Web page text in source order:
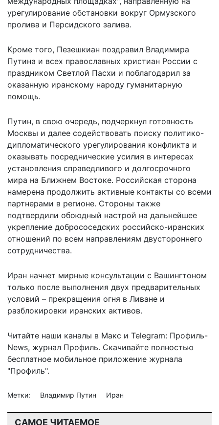
урегулирование обстановки вокруг Ормузского
пролива и Персидского залива.
Кроме того, Пезешкиан поздравил Владимира
Путина и всех православных христиан России с
праздником Светлой Пасхи и поблагодарил за
оказанную иранскому народу гуманитарную
помощь.
Путин, в свою очередь, подчеркнул готовность
Москвы и далее содействовать поиску политико-
дипломатического урегулирования конфликта и
оказывать посреднические усилия в интересах
установления справедливого и долгосрочного
мира на Ближнем Востоке. Российская сторона
намерена продолжить активные контакты со всеми
партнерами в регионе. Стороны также
подтвердили обоюдный настрой на дальнейшее
укрепление добрососедских российско-иранских
отношений по всем направлениям двустороннего
сотрудничества.
Иран начнет мирные консультации с Вашингтоном
только после выполнения двух предварительных
условий – прекращения огня в Ливане и
разблокировки иранских активов.
Читайте наши каналы в Макс и Telegram: Профиль-
News, журнал Профиль. Скачивайте полностью
бесплатное мобильное приложение журнала
"Профиль".
Метки: Владимир Путин Иран
САМОЕ ЧИТАЕМОЕ